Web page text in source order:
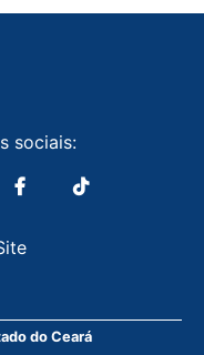
sociais:
do Ceará